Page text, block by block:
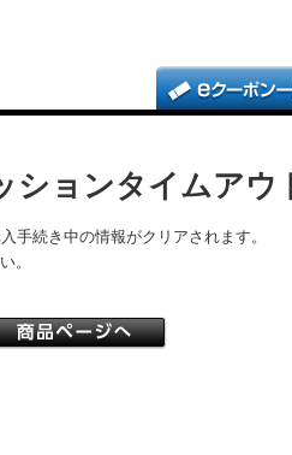
ョンタイムアウ
手続き中の情報がクリアされます。
。